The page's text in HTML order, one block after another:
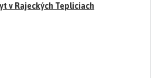
v Rajeckých Tepliciach